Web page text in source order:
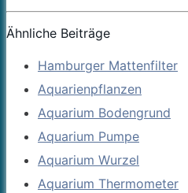
Ähnliche Beiträge
Hamburger Mattenfilter
Aquarienpflanzen
Aquarium Bodengrund
Aquarium Pumpe
Aquarium Wurzel
Aquarium Thermometer